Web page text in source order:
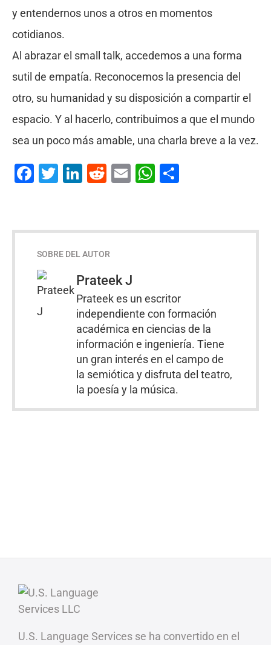
y entendernos unos a otros en momentos
cotidianos.
Al abrazar el small talk, accedemos a una forma
sutil de empatía. Reconocemos la presencia del
otro, su humanidad y su disposición a compartir el
espacio. Y al hacerlo, contribuimos a que el mundo
sea un poco más amable, una charla breve a la vez.
Facebook
Twitter
LinkedIn
Reddit
EmailWhatsApp
Compartir
SOBRE DEL AUTOR
Prateek J
Prateek es un escritor
independiente con formación
académica en ciencias de la
información e ingeniería. Tiene
un gran interés en el campo de
la semiótica y disfruta del teatro,
la poesía y la música.
U.S. Language Services se ha convertido en el